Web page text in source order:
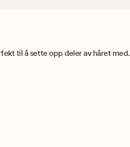
til å sette opp deler av håret med.